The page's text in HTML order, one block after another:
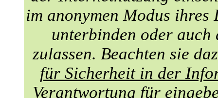
im anonymen Modus
unterbinden oder auch
zulassen. Beachten sie
für Sicherheit in der
Verantwortung für